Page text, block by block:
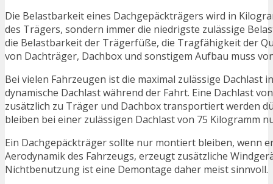
Die Belastbarkeit eines Dachgepäckträgers wird in
des Trägers, sondern immer die niedrigste zulässige
die Belastbarkeit der Trägerfüße, die Tragfähigkeit der
von Dachträger, Dachbox und sonstigem Aufbau muss
Bei vielen Fahrzeugen ist die maximal zulässige
dynamische Dachlast während der Fahrt. Eine Dachlast
zusätzlich zu Träger und Dachbox transportiert werden
bleiben bei einer zulässigen Dachlast von 75 Kilogramm
Ein Dachgepäckträger sollte nur montiert bleiben, wenn
Aerodynamik des Fahrzeugs, erzeugt zusätzliche
Nichtbenutzung ist eine Demontage daher meist sinnvoll.